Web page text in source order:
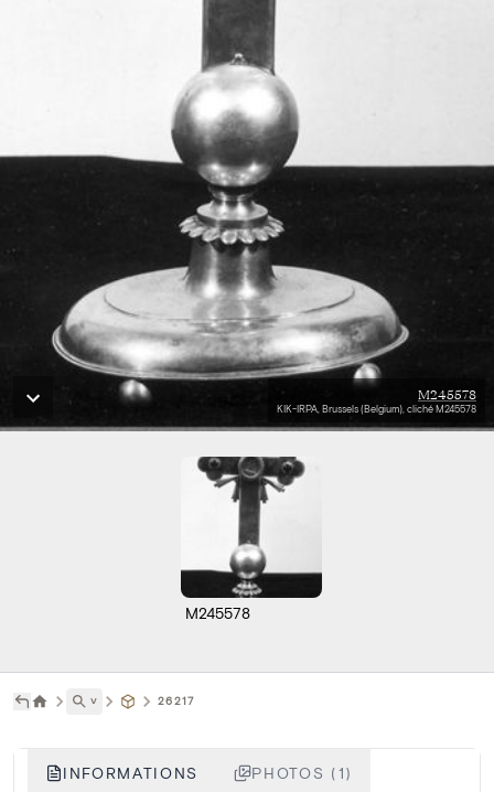
M245578
KIK-IRPA, Brussels (Belgium), cliché M245578
M245578
˅ 26217
INFORMATIONS PHOTOS (1)